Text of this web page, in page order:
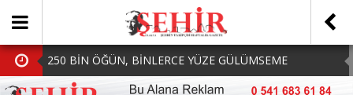
250 BİN ÖĞÜN, BİNLERCE YÜZE GÜLÜMSEME
BAŞKAN MÜGE YILDIZ TOPAK: ‘SOSYAL